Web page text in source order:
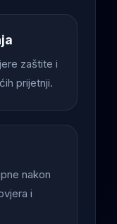
zaštite i
prijetnji.
nakon
i